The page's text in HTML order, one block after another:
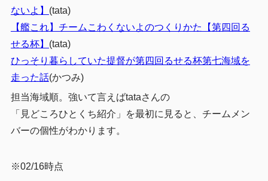
ないよ】 (tata)
【艦これ】チームこわくないよのつくりかた【第四回る
せる杯】 (tata)
ひっそり暮らしていた提督が第四回るせる杯第七海域を
走った話(かつみ)
担当海域順。強いて言えばtataさんの
「見どころひとくち紹介」を最初に見ると、チームメン
バーの個性がわかります。
※02/16時点